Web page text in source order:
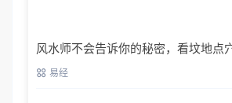
风水师不会告诉你的秘密，看坟地点
易经